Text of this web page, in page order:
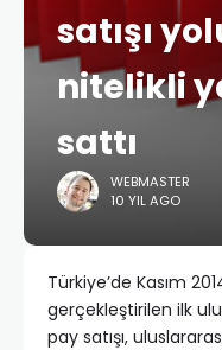
satışı
nitelikli
sattı
WEBMASTER
10 YIL AGO
Türkiye’de Kasım
gerçekleştirilen ilk
pay satışı,